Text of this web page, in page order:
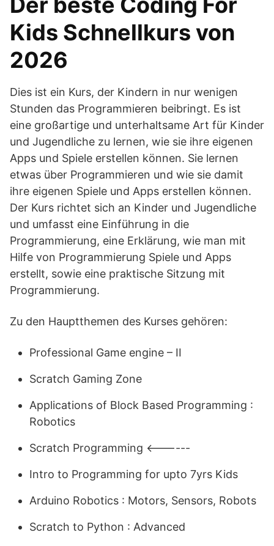
Kids Schnellkurs von
2026
Dies ist ein Kurs, der Kindern in nur wenigen
Stunden das Programmieren beibringt. Es ist
eine großartige und unterhaltsame Art für Kinder
und Jugendliche zu lernen, wie sie ihre eigenen
Apps und Spiele erstellen können. Sie lernen
etwas über Programmieren und wie sie damit
ihre eigenen Spiele und Apps erstellen können.
Der Kurs richtet sich an Kinder und Jugendliche
und umfasst eine Einführung in die
Programmierung, eine Erklärung, wie man mit
Hilfe von Programmierung Spiele und Apps
erstellt, sowie eine praktische Sitzung mit
Programmierung.
Zu den Hauptthemen des Kurses gehören:
Professional Game engine – II
Scratch Gaming Zone
Applications of Block Based Programming :
Robotics
Scratch Programming <------
Intro to Programming for upto 7yrs Kids
Arduino Robotics : Motors, Sensors, Robots
Scratch to Python : Advanced